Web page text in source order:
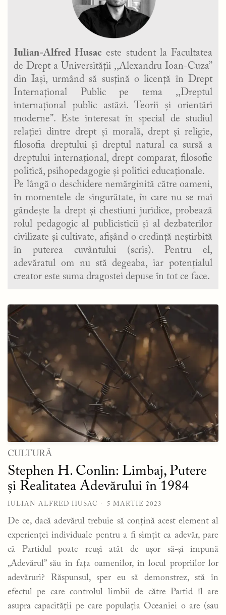
Iulian-Alfred Husac este student la Facultatea
de Drept a Universității ,,Alexandru Ioan-Cuza”
din Iași, urmând să susțină o licență în Drept
Internațional Public pe tema ,,Dreptul
internațional public astăzi. Teorii și orientări
moderne”. Este interesat în special de studiul
relației dintre drept și morală, drept și religie,
filosofia dreptului și dreptul natural ca sursă a
dreptului internațional, drept comparat, filosofie
politică, psihopedagogie și politici educaționale.
Pe lângă o deschidere nemărginită către oameni,
în momentele de singurătate, în care nu se mai
gândește la drept și chestiuni juridice, probează
rolul pedagogic al publicisticii și al dezbaterilor
civilizate și cultivate, afișând o credință neștirbită
în puterea cuvântului (scris). Pentru el,
adevăratul om nu stă degeaba, iar potențialul
creator este suma dragostei depuse în tot ce face.
CULTURĂ
Stephen H. Conlin: Limbaj, Putere
și Realitatea Adevărului în 1984
IULIAN-ALFRED HUSAC 5 MARTIE 2023
De ce, dacă adevărul trebuie să conțină acest element al
experienței individuale pentru a fi simțit ca adevăr, pare
că Partidul poate reuși atât de ușor să-și impună
„Adevărul” său în fața oamenilor, în locul propriilor lor
adevăruri? Răspunsul, sper eu să demonstrez, stă în
efectul pe care controlul limbii de către Partid îl are
asupra capacității pe care populația Oceaniei o are (sau